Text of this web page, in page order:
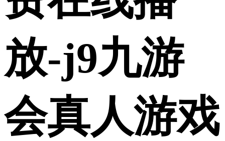
放-j9九游
会真人游戏